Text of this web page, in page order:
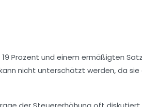
Prozent und einem ermäßigten
nicht unterschätzt werden, da sie